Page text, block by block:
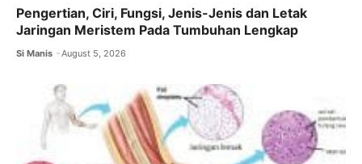
Pengertian, Ciri, Fungsi, Jenis-Jenis dan Letak
Jaringan Meristem Pada Tumbuhan Lengkap
Si Manis August 5, 2026